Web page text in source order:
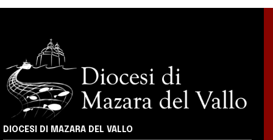
DIOCESI DI MAZARA DEL VALLO